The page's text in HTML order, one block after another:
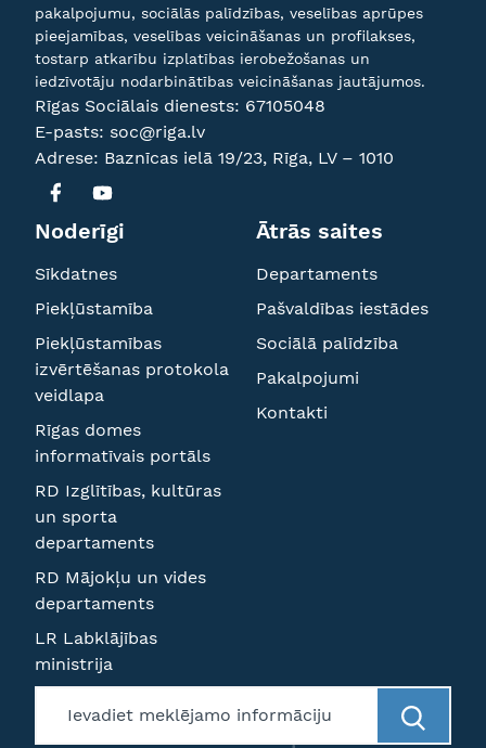
pakalpojumu, sociālās palīdzības, veselības aprūpes
pieejamības, veselības veicināšanas un profilakses,
tostarp atkarību izplatības ierobežošanas un
iedzīvotāju nodarbinātības veicināšanas jautājumos.
Rīgas Sociālais dienests: 67105048
E-pasts: soc@riga.lv
Adrese: Baznīcas ielā 19/23, Rīga, LV – 1010
Noderīgi
Sīkdatnes
Piekļūstamība
Piekļūstamības
izvērtēšanas protokola
veidlapa
Rīgas domes
informatīvais portāls
RD Izglītības, kultūras
un sporta
departaments
RD Mājokļu un vides
departaments
LR Labklājības
ministrija
Ātrās saites
Departaments
Pašvaldības iestādes
Sociālā palīdzība
Pakalpojumi
Kontakti